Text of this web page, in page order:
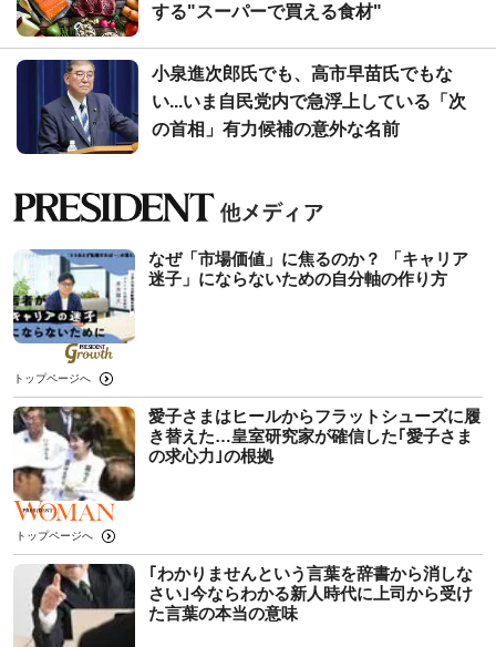
する"スーパーで買える食材"
小泉進次郎氏でも、高市早苗氏でもな
い...いま自民党内で急浮上している「次
の首相」有力候補の意外な名前
なぜ「市場価値」に焦るのか？ 「キャリア
迷子」にならないための自分軸の作り方
トップページへ
愛子さまはヒールからフラットシューズに履
き替えた…皇室研究家が確信した｢愛子さま
の求心力｣の根拠
トップページへ
｢わかりませんという言葉を辞書から消しな
さい｣今ならわかる新人時代に上司から受け
た言葉の本当の意味